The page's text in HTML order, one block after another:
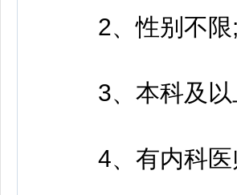
2、性别不限;
3、本科及以
4、有内科医